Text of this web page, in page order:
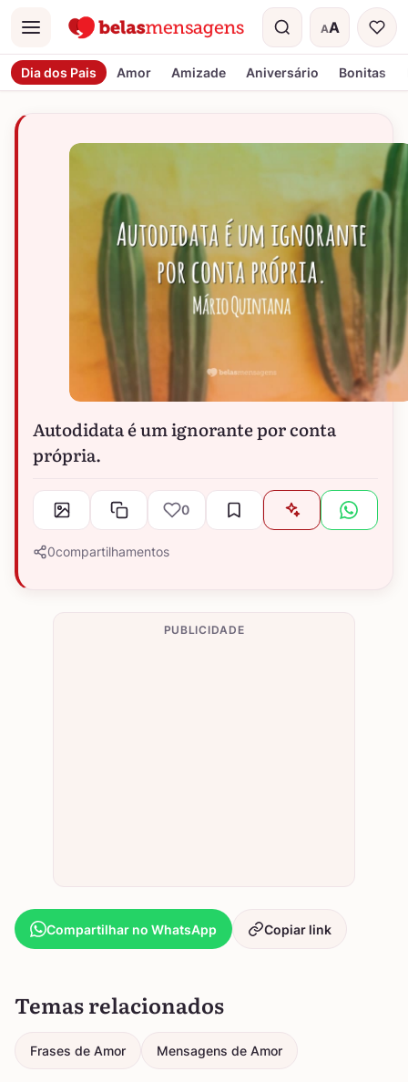
Menu AA
Tamanho do
Dia dos Pais Amor Amizade Aniversário Bonitas
Autodidata é um ignorante por conta
própria.
0
0compartilhamentos
PUBLICIDADE
Compartilhar no WhatsApp Copiar link
Temas relacionados
Frases de Amor Mensagens de Amor